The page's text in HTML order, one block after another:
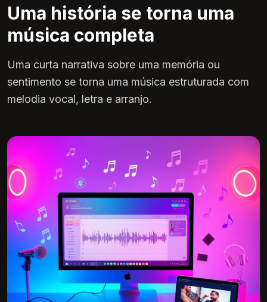
Uma história se torna uma
música completa
Uma curta narrativa sobre uma memória ou
sentimento se torna uma música estruturada com
melodia vocal, letra e arranjo.